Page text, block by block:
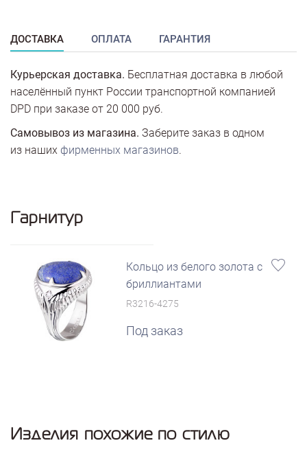
ДОСТАВКА ОПЛАТА ГАРАНТИЯ
Курьерская доставка. Бесплатная доставка в любой
населённый пункт России транспортной компанией
DPD при заказе от 20 000 руб.
Самовывоз из магазина. Заберите заказ в одном
из наших фирменных магазинов.
Гарнитур
Кольцо из белого золота с
бриллиантами
R3216-4275
Под заказ
Изделия похожие по стилю